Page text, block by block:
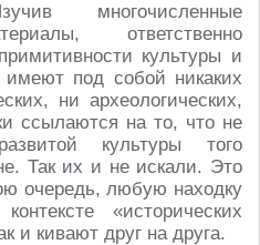
многочисленные
ответственно
культуры и
под собой никаких
ни археологических,
ссылаются на то, что не
культуры того
Так их и не искали. Это
очередь, любую находку
«исторических
и кивают друг на друга.